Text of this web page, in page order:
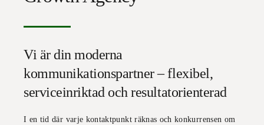
Vi är din moderna
kommunikationspartner – flexibel,
serviceinriktad och resultatorienterad
I en tid där varje kontaktpunkt räknas och konkurrensen om